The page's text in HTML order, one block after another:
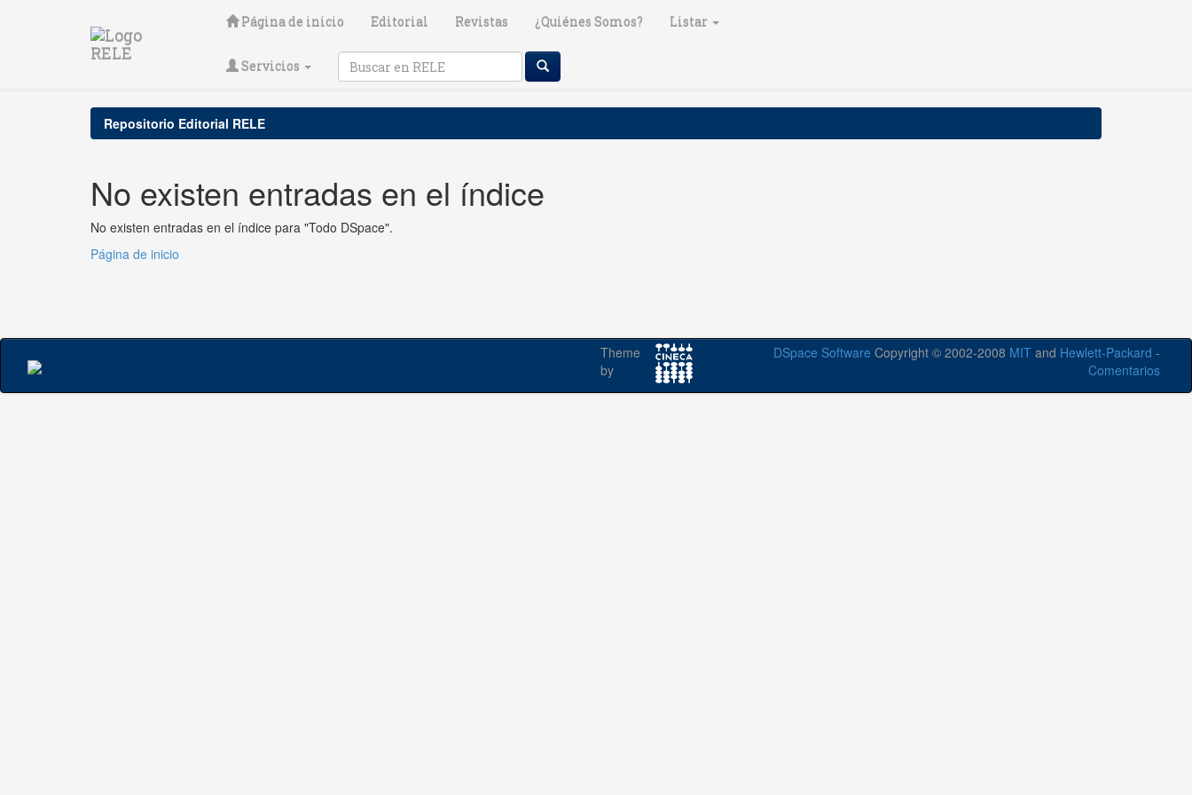
Página de inicio Editorial Revistas ¿Quiénes Somos? Listar
Servicios
Repositorio Editorial RELE
No existen entradas en el índice
No existen entradas en el índice para "Todo DSpace".
Página de inicio
Theme
by
DSpace Software Copyright © 2002-2008 MIT and Hewlett-Packard -
Comentarios